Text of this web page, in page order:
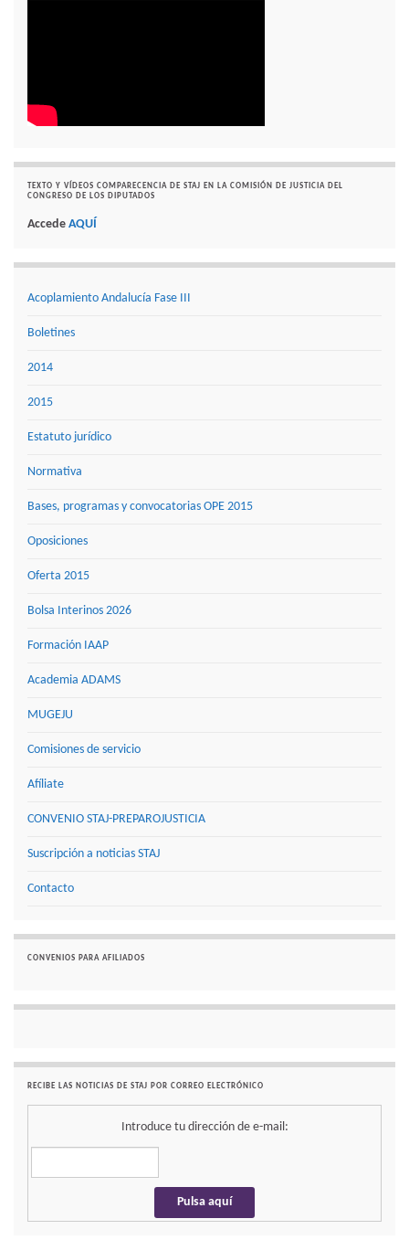
TEXTO Y VÍDEOS COMPARECENCIA DE STAJ EN LA COMISIÓN DE JUSTICIA DEL
CONGRESO DE LOS DIPUTADOS
Accede AQUÍ
Acoplamiento Andalucía Fase III
Boletines
2014
2015
Estatuto jurídico
Normativa
Bases, programas y convocatorias OPE 2015
Oposiciones
Oferta 2015
Bolsa Interinos 2026
Formación IAAP
Academia ADAMS
MUGEJU
Comisiones de servicio
Afíliate
CONVENIO STAJ-PREPAROJUSTICIA
Suscripción a noticias STAJ
Contacto
CONVENIOS PARA AFILIADOS
RECIBE LAS NOTICIAS DE STAJ POR CORREO ELECTRÓNICO
Introduce tu dirección de e-mail: